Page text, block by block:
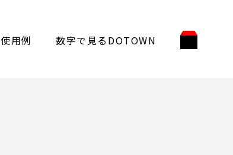
使用例 数字で見るDOTOWN